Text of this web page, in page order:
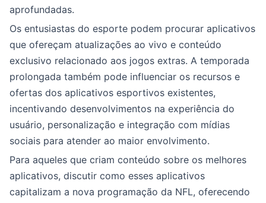
aprofundadas.
Os entusiastas do esporte podem procurar aplicativos
que ofereçam atualizações ao vivo e conteúdo
exclusivo relacionado aos jogos extras. A temporada
prolongada também pode influenciar os recursos e
ofertas dos aplicativos esportivos existentes,
incentivando desenvolvimentos na experiência do
usuário, personalização e integração com mídias
sociais para atender ao maior envolvimento.
Para aqueles que criam conteúdo sobre os melhores
aplicativos, discutir como esses aplicativos
capitalizam a nova programação da NFL, oferecendo